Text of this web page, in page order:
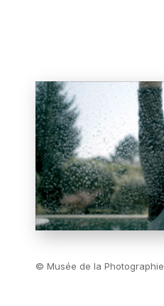
© Musée de la Photographie